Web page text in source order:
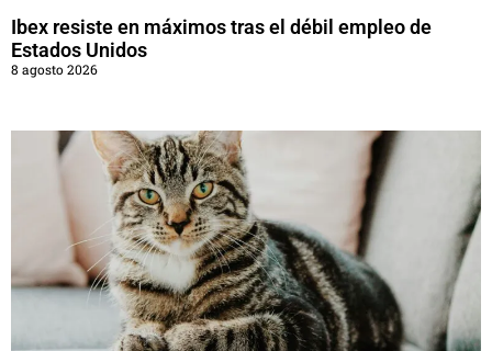
Ibex resiste en máximos tras el débil empleo de
Estados Unidos
8 agosto 2026